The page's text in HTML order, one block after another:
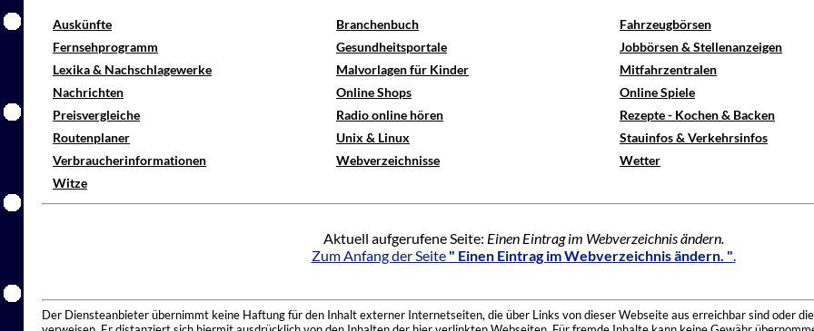
Auskünfte Branchenbuch
Fahrzeugbörsen
Fernsehprogramm
Gesundheitsportale
Jobbörsen & Stellenanzeigen
Lexika & Nachschlagewerke
Malvorlagen für Kinder
Mitfahrzentralen
Nachrichten
Online Shops
Online Spiele
Preisvergleiche
Radio online hören
Rezepte - Kochen & Backen
Routenplaner
Unix & Linux
Stauinfos & Verkehrsinfos
Verbraucherinformationen
Webverzeichnisse
Wetter
Witze
Aktuell aufgerufene Seite: Einen Eintrag im Webverzeichnis ändern.
Zum Anfang der Seite " Einen Eintrag im Webverzeichnis ändern. ".
Der Diensteanbieter übernimmt keine Haftung für den Inhalt externer Internetseiten, die über Links von dieser Webseite aus erreichbar sind oder